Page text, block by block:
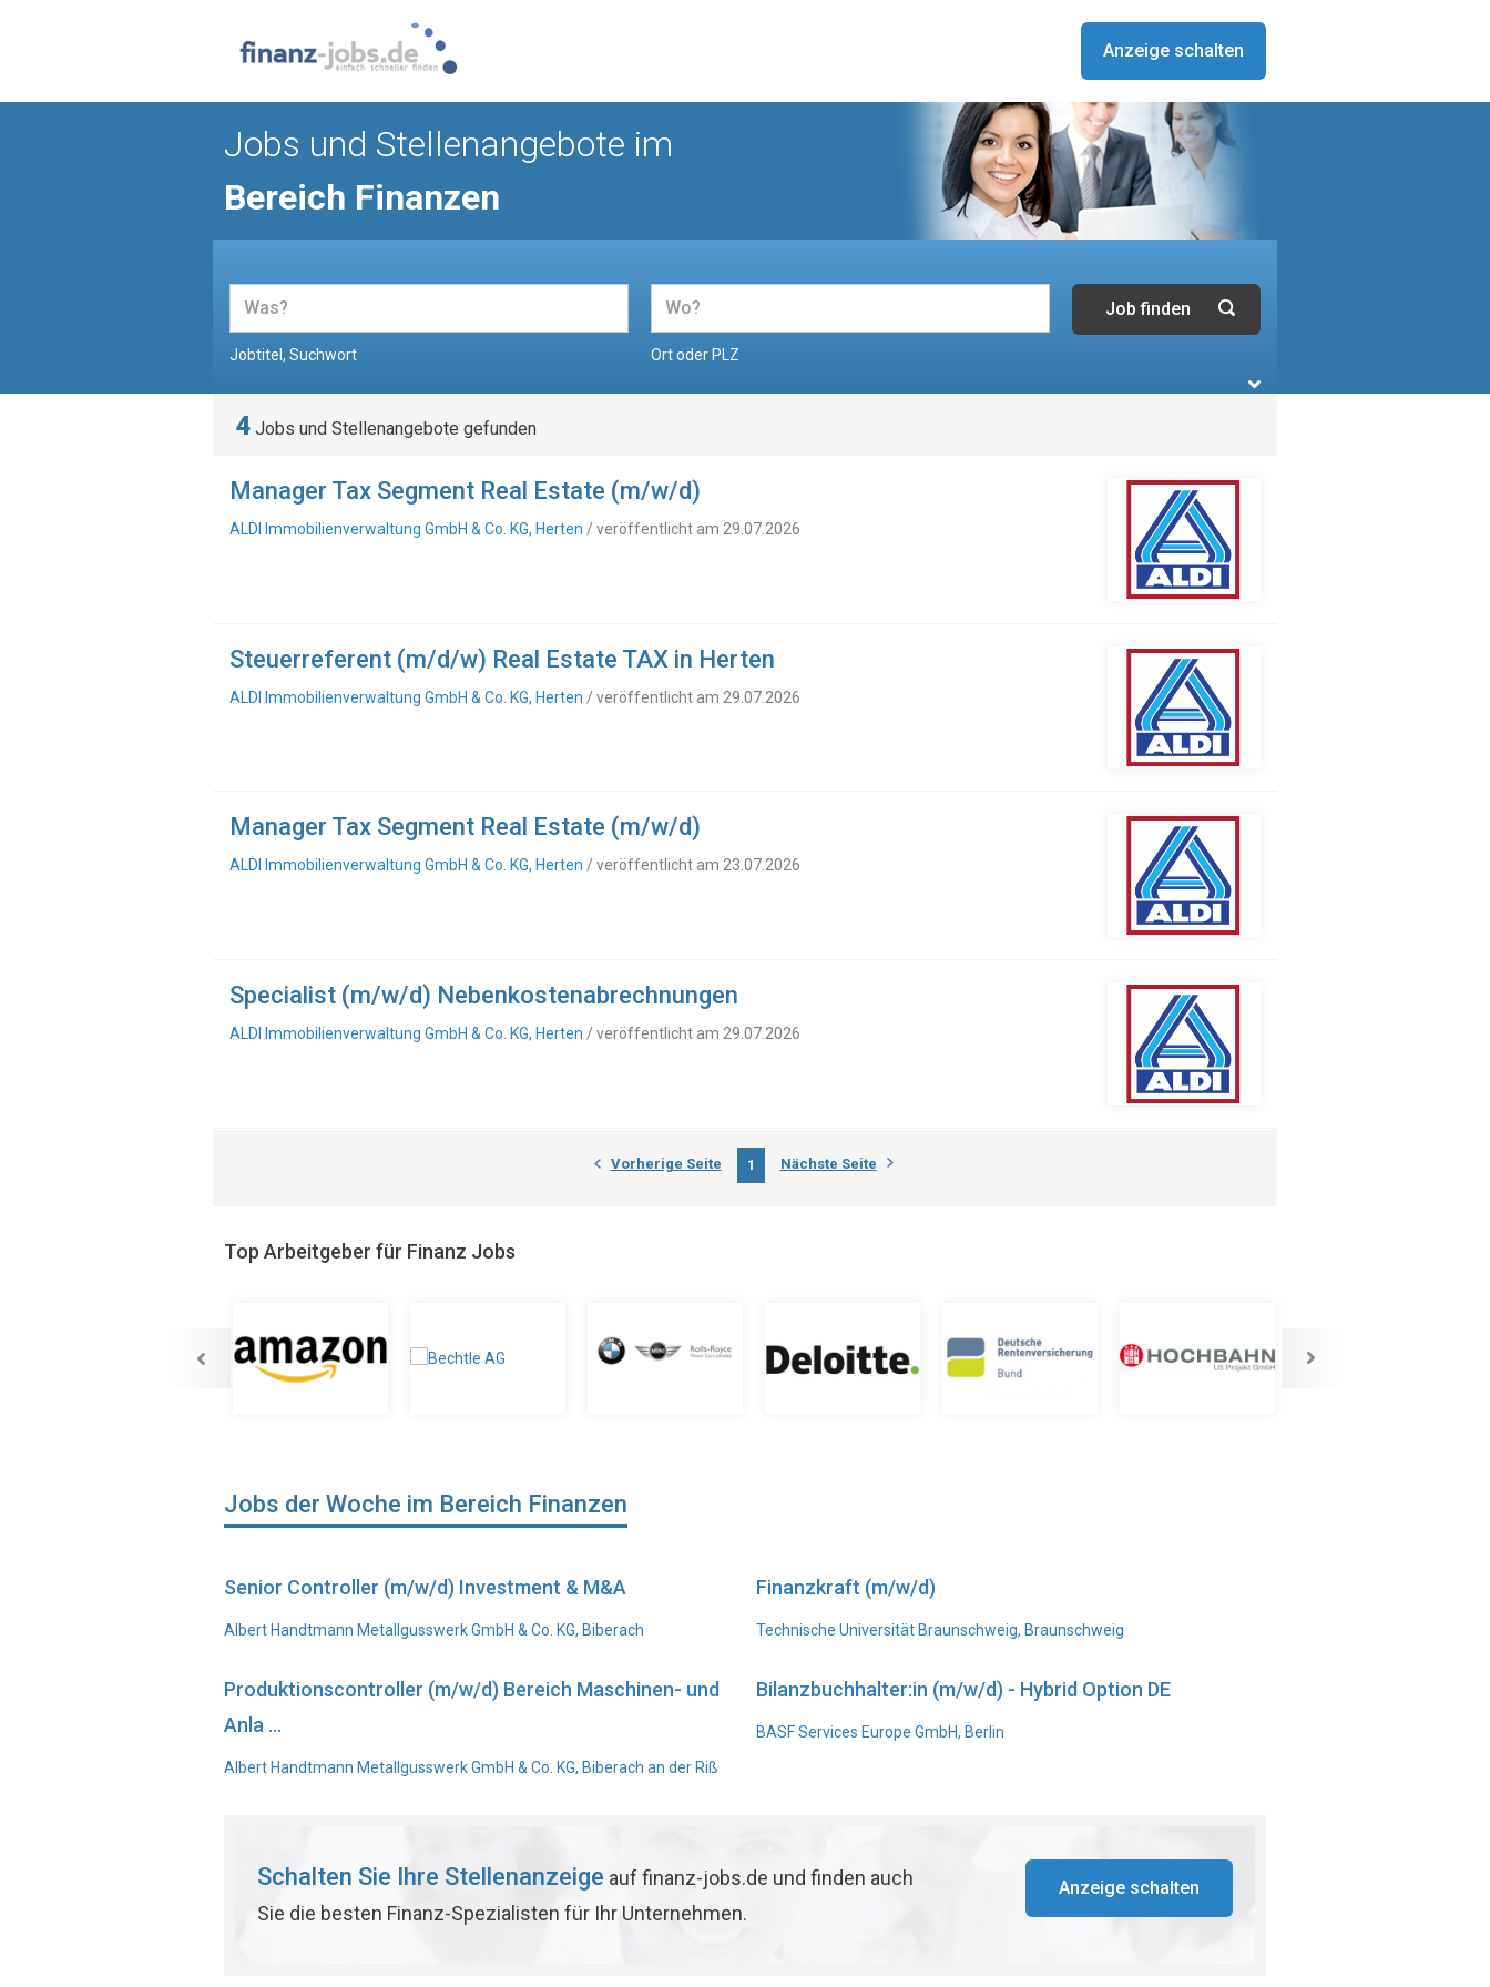
Anzeige schalten
Jobs und Stellenangebote im
Bereich Finanzen
Jobtitel, Suchwort Ort oder PLZ
4 Jobs und Stellenangebote gefunden
Manager Tax Segment Real Estate (m/w/d)
ALDI Immobilienverwaltung GmbH & Co. KG, Herten / veröffentlicht am 29.07.2026
Steuerreferent (m/d/w) Real Estate TAX in Herten
ALDI Immobilienverwaltung GmbH & Co. KG, Herten / veröffentlicht am 29.07.2026
Manager Tax Segment Real Estate (m/w/d)
ALDI Immobilienverwaltung GmbH & Co. KG, Herten / veröffentlicht am 23.07.2026
Specialist (m/w/d) Nebenkostenabrechnungen
ALDI Immobilienverwaltung GmbH & Co. KG, Herten / veröffentlicht am 29.07.2026
Vorherige Seite 1 Nächste Seite
Top Arbeitgeber für Finanz Jobs
Jobs der Woche im Bereich Finanzen
Senior Controller (m/w/d) Investment & M&A
Albert Handtmann Metallgusswerk GmbH & Co. KG, Biberach
Finanzkraft (m/w/d)
Technische Universität Braunschweig, Braunschweig
Produktionscontroller (m/w/d) Bereich Maschinen- und
Anla ...
Albert Handtmann Metallgusswerk GmbH & Co. KG, Biberach an der Riß
Bilanzbuchhalter:in (m/w/d) - Hybrid Option DE
BASF Services Europe GmbH, Berlin
Schalten Sie Ihre Stellenanzeige auf finanz-jobs.de und finden auch
Sie die besten Finanz-Spezialisten für Ihr Unternehmen.
Anzeige schalten